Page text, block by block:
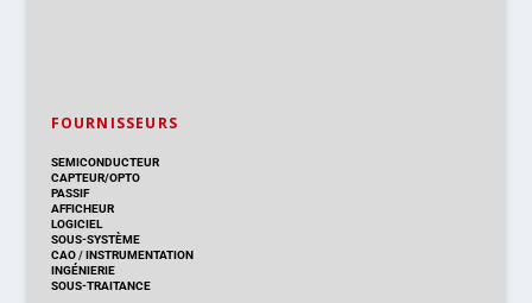
FOURNISSEURS
SEMICONDUCTEUR
CAPTEUR/OPTO
PASSIF
AFFICHEUR
LOGICIEL
SOUS-SYSTÈME
CAO/INSTRUMENTATION
INGÉNIERIE
SOUS-TRAITANCE